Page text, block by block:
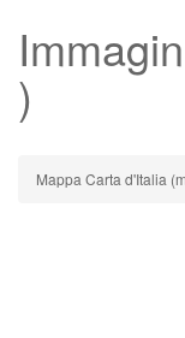
)
Mappa Carta d'Italia